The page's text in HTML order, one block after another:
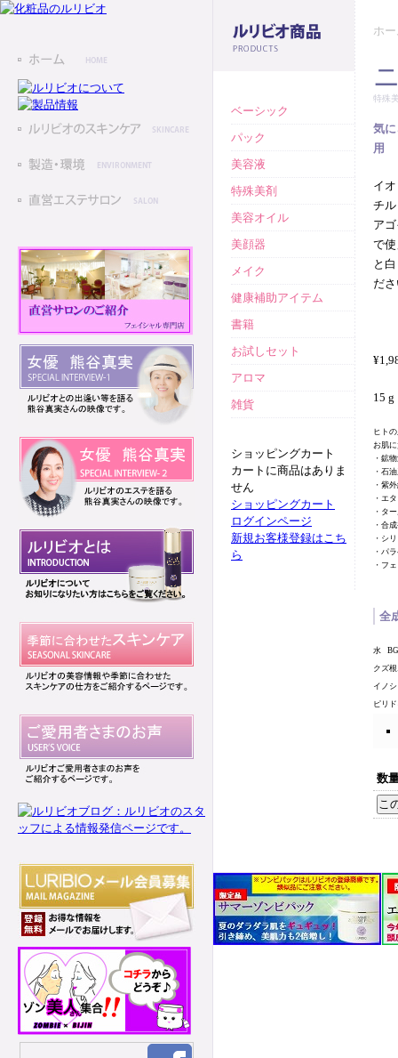
ベーシック
パック
美容液
特殊美剤
美容オイル
美顔器
メイク
健康補助アイテム
書籍
お試しセット
アロマ
雑貨
ショッピングカート
カートに商品はありま
せん
ショッピングカート
ログインページ
新規お客様登録はこち
ら
ホ
特殊
気
用
イ
チ
ア
で
と
だ
15 g
ヒト
お肌
・鉱
・石
・紫
・エ
・タ
・合
・シ
・パ
・フ
全
水
クズ
イノ
ピリ
数